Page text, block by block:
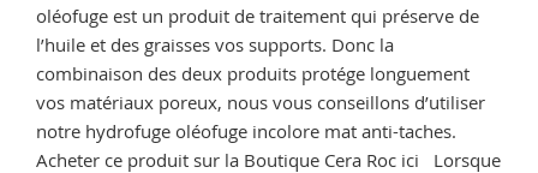
oléofuge est un produit de traitement qui préserve de
l’huile et des graisses vos supports. Donc la
combinaison des deux produits protége longuement
vos matériaux poreux, nous vous conseillons d’utiliser
notre hydrofuge oléofuge incolore mat anti-taches.
Acheter ce produit sur la Boutique Cera Roc ici Lorsque